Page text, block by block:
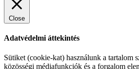
Close
Adatvédelmi áttekintés
Sütiket (cookie-kat) használunk a tartalom
közösségi médiafunkciók és a forgalom